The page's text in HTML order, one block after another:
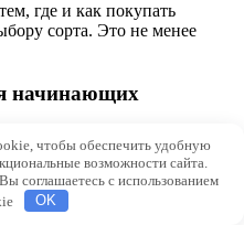
где и как покупать
сорта. Это не менее
начинающих
путь в садоводстве, я бы
универсальным,
"Зеленый Сад" можно
прекрасно подходят
чтобы обеспечить удобную
возможности сайта.
соглашаетесь с использованием
OK